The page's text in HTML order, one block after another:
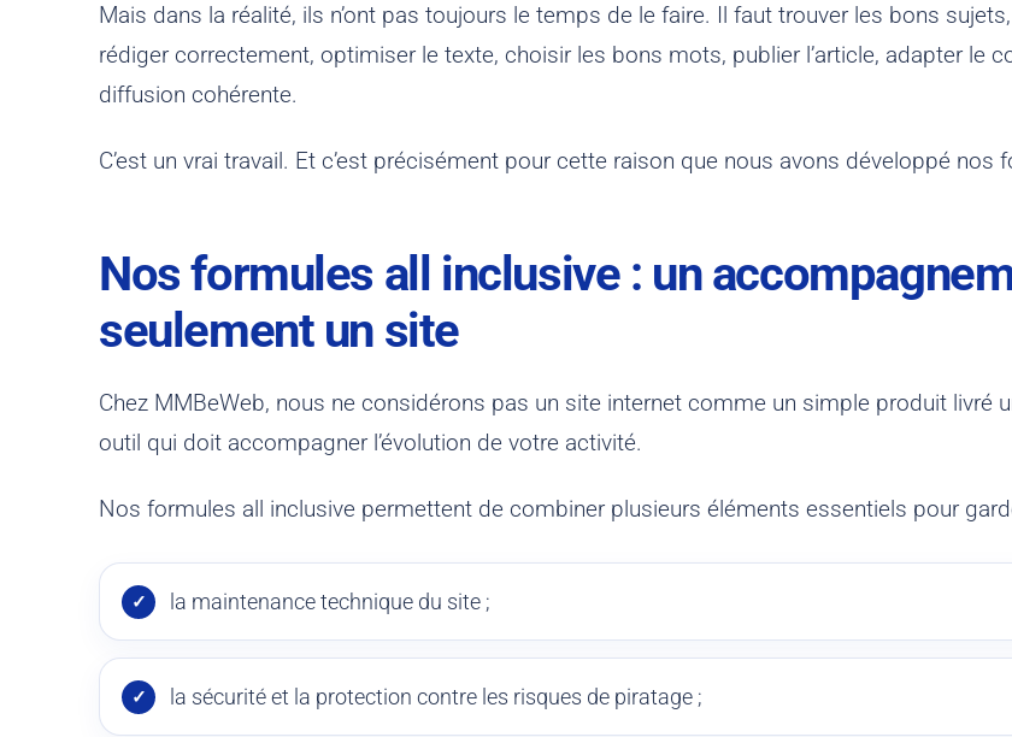
Mais dans la réalité, ils n’ont pas toujours le temps de le faire. Il faut trouver les bons
rédiger correctement, optimiser le texte, choisir les bons mots, publier l’article, adapter le
diffusion cohérente.
C’est un vrai travail. Et c’est précisément pour cette raison que nous avons développé nos
Nos formules all inclusive : un
seulement un site
Chez MMBeWeb, nous ne considérons pas un site internet comme un simple produit
outil qui doit accompagner l’évolution de votre activité.
Nos formules all inclusive permettent de combiner plusieurs éléments essentiels pour
la maintenance technique du site ;
la sécurité et la protection contre les risques de piratage ;